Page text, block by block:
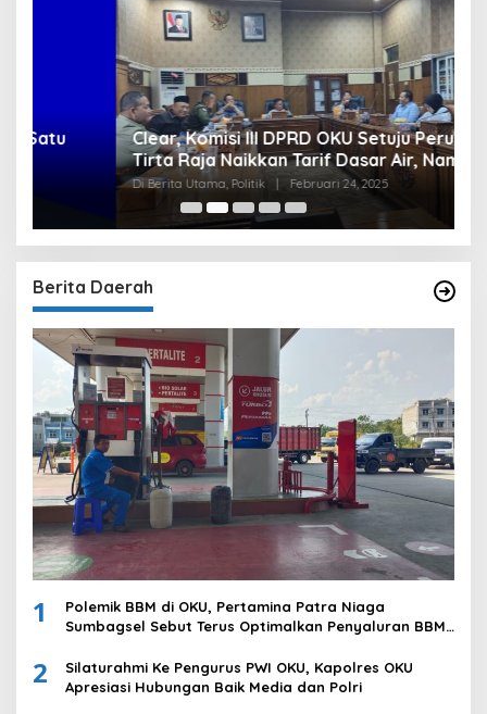
Clear, Komisi III DPRD OKU Setuju Perumda
Tirta Raja Naikkan Tarif Dasar Air, Namun
Bersyarat
Di Berita Utama, Politik | Februari 24, 2025
Berita Daerah
1
Polemik BBM di OKU, Pertamina Patra Niaga
Sumbagsel Sebut Terus Optimalkan Penyaluran BBM
Komering Ulu
2
Silaturahmi Ke Pengurus PWI OKU, Kapolres OKU
Apresiasi Hubungan Baik Media dan Polri